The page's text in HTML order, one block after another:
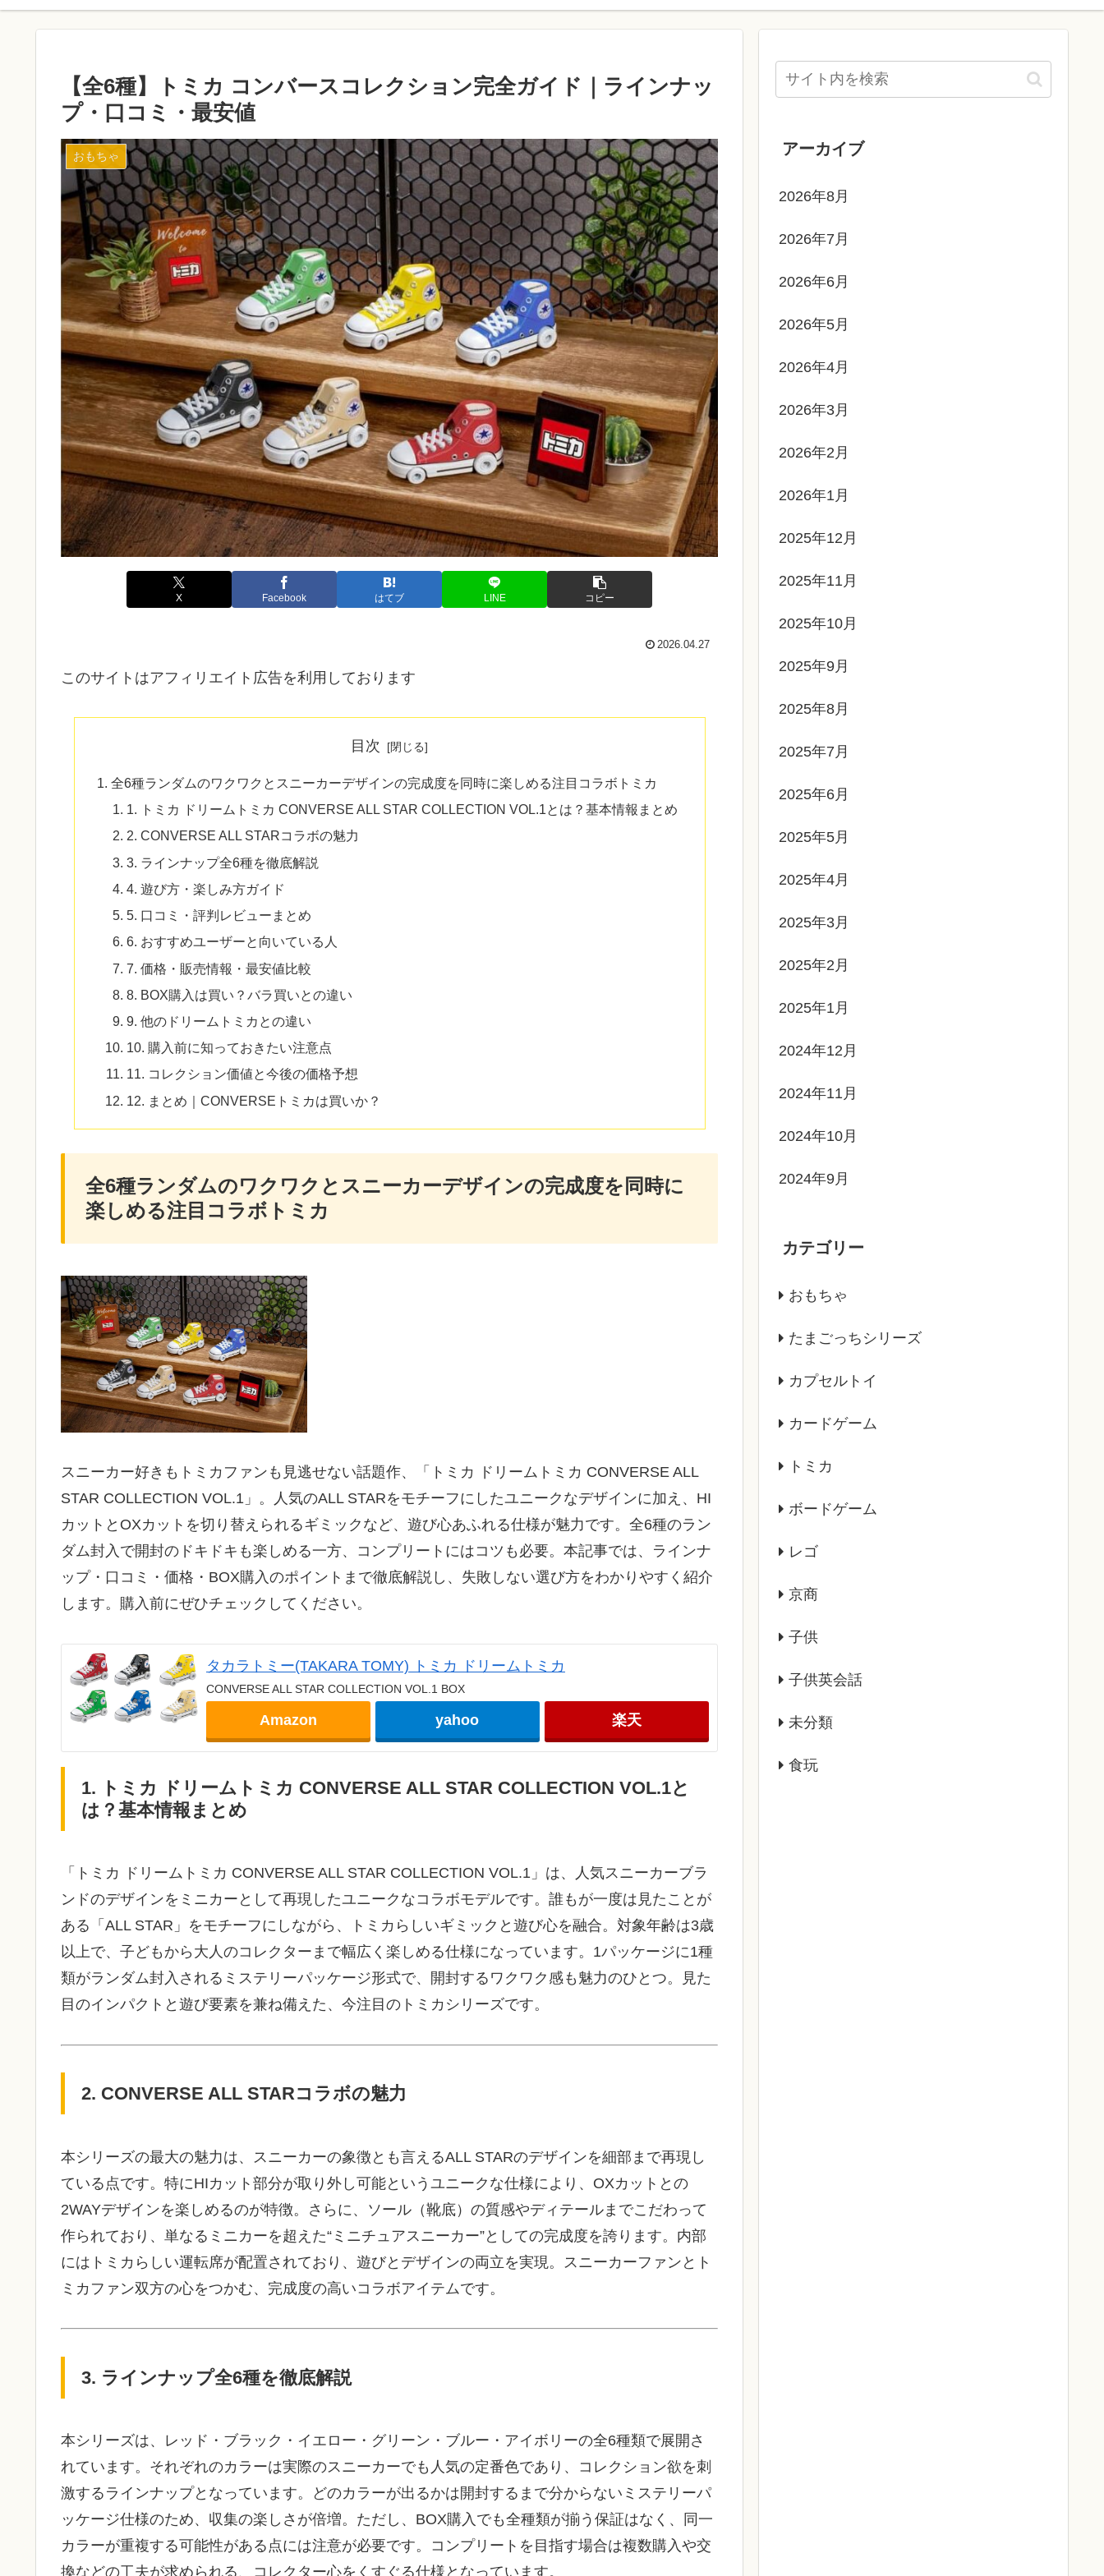
【全6種】トミカ コンバースコレクション完全ガイド｜ラインナッ
プ・口コミ・最安値
おもちゃ
X Facebook はてブ LINE コピー
2026.04.27
このサイトはアフィリエイト広告を利用しております
目次
全6種ランダムのワクワクとスニーカーデザインの完成度を同時に楽しめる注目コラボトミカ
1. トミカ ドリームトミカ CONVERSE ALL STAR COLLECTION VOL.1とは？基本情報まとめ
2. CONVERSE ALL STARコラボの魅力
3. ラインナップ全6種を徹底解説
4. 遊び方・楽しみ方ガイド
5. 口コミ・評判レビューまとめ
6. おすすめユーザーと向いている人
7. 価格・販売情報・最安値比較
8. BOX購入は買い？バラ買いとの違い
9. 他のドリームトミカとの違い
10. 購入前に知っておきたい注意点
11. コレクション価値と今後の価格予想
12. まとめ｜CONVERSEトミカは買いか？
全6種ランダムのワクワクとスニーカーデザインの完成度を同時に
楽しめる注目コラボトミカ
スニーカー好きもトミカファンも見逃せない話題作、「トミカ ドリームトミカ CONVERSE ALL
STAR COLLECTION VOL.1」。人気のALL STARをモチーフにしたユニークなデザインに加え、HI
カットとOXカットを切り替えられるギミックなど、遊び心あふれる仕様が魅力です。全6種のラン
ダム封入で開封のドキドキも楽しめる一方、コンプリートにはコツも必要。本記事では、ラインナ
ップ・口コミ・価格・BOX購入のポイントまで徹底解説し、失敗しない選び方をわかりやすく紹介
します。購入前にぜひチェックしてください。
タカラトミー(TAKARA TOMY) トミカ ドリームトミカ
CONVERSE ALL STAR COLLECTION VOL.1 BOX
Amazon yahoo 楽天
1. トミカ ドリームトミカ CONVERSE ALL STAR COLLECTION VOL.1と
は？基本情報まとめ
「トミカ ドリームトミカ CONVERSE ALL STAR COLLECTION VOL.1」は、人気スニーカーブラ
ンドのデザインをミニカーとして再現したユニークなコラボモデルです。誰もが一度は見たことが
ある「ALL STAR」をモチーフにしながら、トミカらしいギミックと遊び心を融合。対象年齢は3歳
以上で、子どもから大人のコレクターまで幅広く楽しめる仕様になっています。1パッケージに1種
類がランダム封入されるミステリーパッケージ形式で、開封するワクワク感も魅力のひとつ。見た
目のインパクトと遊び要素を兼ね備えた、今注目のトミカシリーズです。
2. CONVERSE ALL STARコラボの魅力
本シリーズの最大の魅力は、スニーカーの象徴とも言えるALL STARのデザインを細部まで再現し
ている点です。特にHIカット部分が取り外し可能というユニークな仕様により、OXカットとの
2WAYデザインを楽しめるのが特徴。さらに、ソール（靴底）の質感やディテールまでこだわって
作られており、単なるミニカーを超えた“ミニチュアスニーカー”としての完成度を誇ります。内部
にはトミカらしい運転席が配置されており、遊びとデザインの両立を実現。スニーカーファンとト
ミカファン双方の心をつかむ、完成度の高いコラボアイテムです。
3. ラインナップ全6種を徹底解説
本シリーズは、レッド・ブラック・イエロー・グリーン・ブルー・アイボリーの全6種類で展開さ
れています。それぞれのカラーは実際のスニーカーでも人気の定番色であり、コレクション欲を刺
激するラインナップとなっています。どのカラーが出るかは開封するまで分からないミステリーパ
ッケージ仕様のため、収集の楽しさが倍増。ただし、BOX購入でも全種類が揃う保証はなく、同一
カラーが重複する可能性がある点には注意が必要です。コンプリートを目指す場合は複数購入や交
換などの工夫が求められる、コレクター心をくすぐる仕様となっています。
アーカイブ
2026年8月
2026年7月
2026年6月
2026年5月
2026年4月
2026年3月
2026年2月
2026年1月
2025年12月
2025年11月
2025年10月
2025年9月
2025年8月
2025年7月
2025年6月
2025年5月
2025年4月
2025年3月
2025年2月
2025年1月
2024年12月
2024年11月
2024年10月
2024年9月
カテゴリー
おもちゃ
たまごっちシリーズ
カプセルトイ
カードゲーム
トミカ
ボードゲーム
レゴ
京商
子供
子供英会話
未分類
食玩